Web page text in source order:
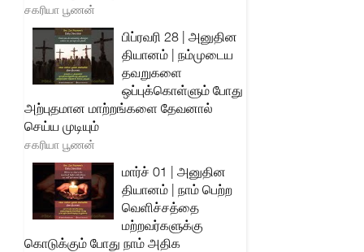
சகரியா பூணன்
பிப்ரவரி 28 | அனுதின
தியானம் | நம்முடைய
தவறுகளை
ஒப்புக்கொள்ளும் போது
அற்புதமான மாற்றங்களை தேவனால்
செய்ய முடியும்
சகரியா பூணன்
மார்ச் 01 | அனுதின
தியானம் | நாம் பெற்ற
வெளிச்சத்தை
மற்றவர்களுக்கு
கொடுக்கும் போது நாம் அதிக